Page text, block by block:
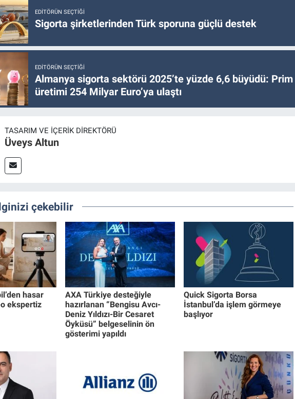
EDITÖRÜN SEÇTIĞI
Sigorta şirketlerinden Türk sporuna güçlü destek
EDITÖRÜN SEÇTIĞI
Almanya sigorta sektörü 2025’te yüzde 6,6 büyüdü: Prim
üretimi 254 Milyar Euro’ya ulaştı
TASARIM VE İÇERIK DIREKTÖRÜ
Üveys Altun
çekebilir
hasar
ekspertiz
AXA Türkiye desteğiyle
hazırlanan “Bengisu Avcı-
Deniz Yıldızı-Bir Cesaret
Öyküsü” belgeselinin ön
gösterimi yapıldı
Quick Sigorta Borsa
İstanbul’da işlem görmeye
başlıyor